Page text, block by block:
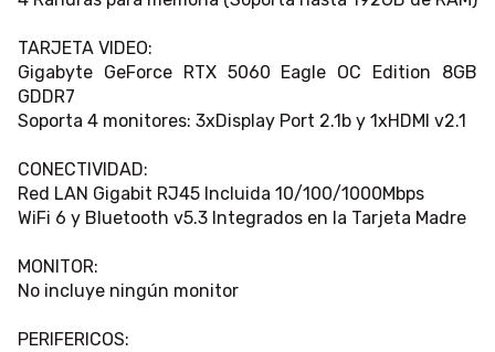
TARJETA VIDEO:
Gigabyte GeForce RTX 5060 Eagle OC Edition 8GB
GDDR7
Soporta 4 monitores: 3xDisplay Port 2.1b y 1xHDMI v2.1
CONECTIVIDAD:
Red LAN Gigabit RJ45 Incluida 10/100/1000Mbps
WiFi 6 y Bluetooth v5.3 Integrados en la Tarjeta Madre
MONITOR:
No incluye ningún monitor
PERIFERICOS: